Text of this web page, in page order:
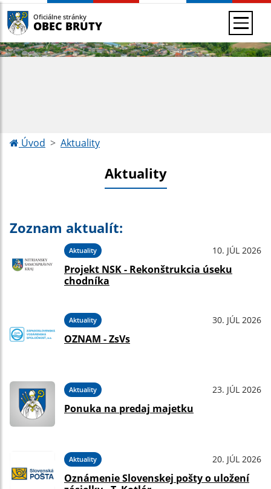
Oficiálne stránky
OBEC BRUTY
Úvod Aktuality
Aktuality
Zoznam aktualít:
Aktuality 10. JÚL 2026
Projekt NSK - Rekonštrukcia úseku
chodníka
Aktuality 30. JÚL 2026
OZNAM - ZsVs
Aktuality 23. JÚL 2026
Ponuka na predaj majetku
Aktuality 20. JÚL 2026
Oznámenie Slovenskej pošty o uložení